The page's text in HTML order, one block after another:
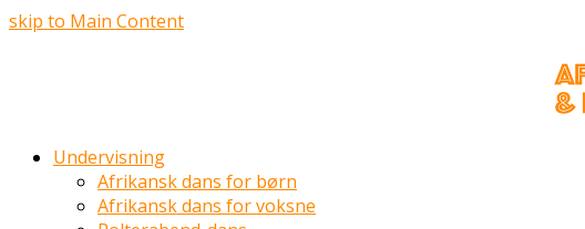
skip to Main Content
Undervisning
Afrikansk dans for børn
Afrikansk dans for voksne